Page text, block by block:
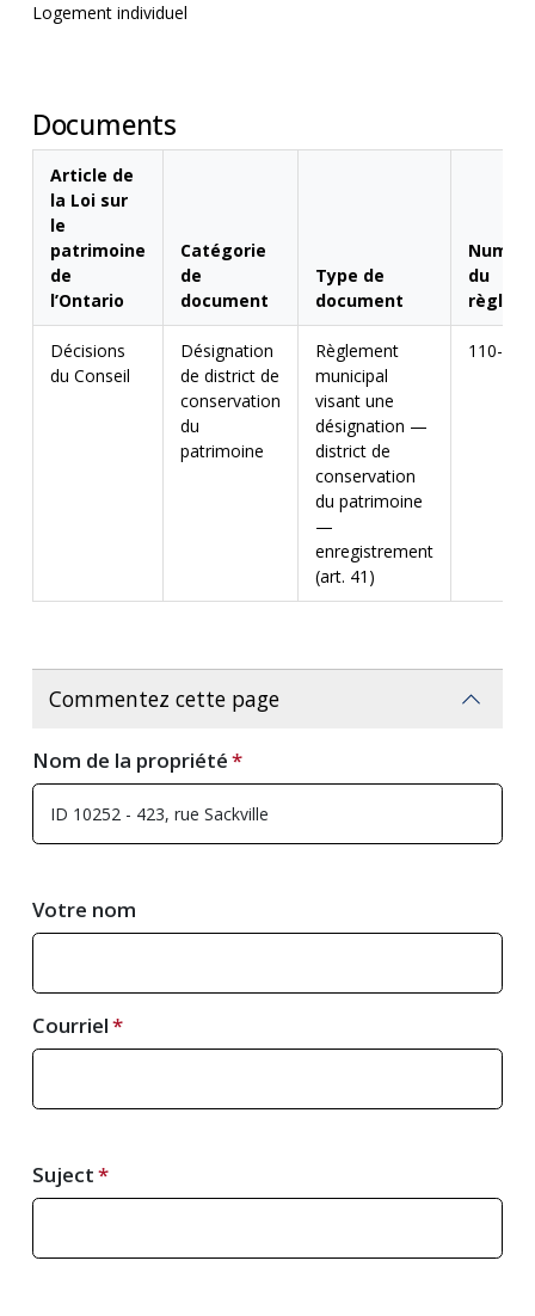
Logement individuel
Documents
Article de
la Loi sur
le
patrimoine
de
l’Ontario
Catégorie
de
document
Type de
document
du
Décisions
du Conseil
Désignation
de district de
conservation
du
patrimoine
Règlement
municipal
visant une
désignation —
district de
conservation
du patrimoine
—
enregistrement
(art. 41)
110-
Commentez cette page
Nom de la propriété
Votre nom
Courriel
Suject